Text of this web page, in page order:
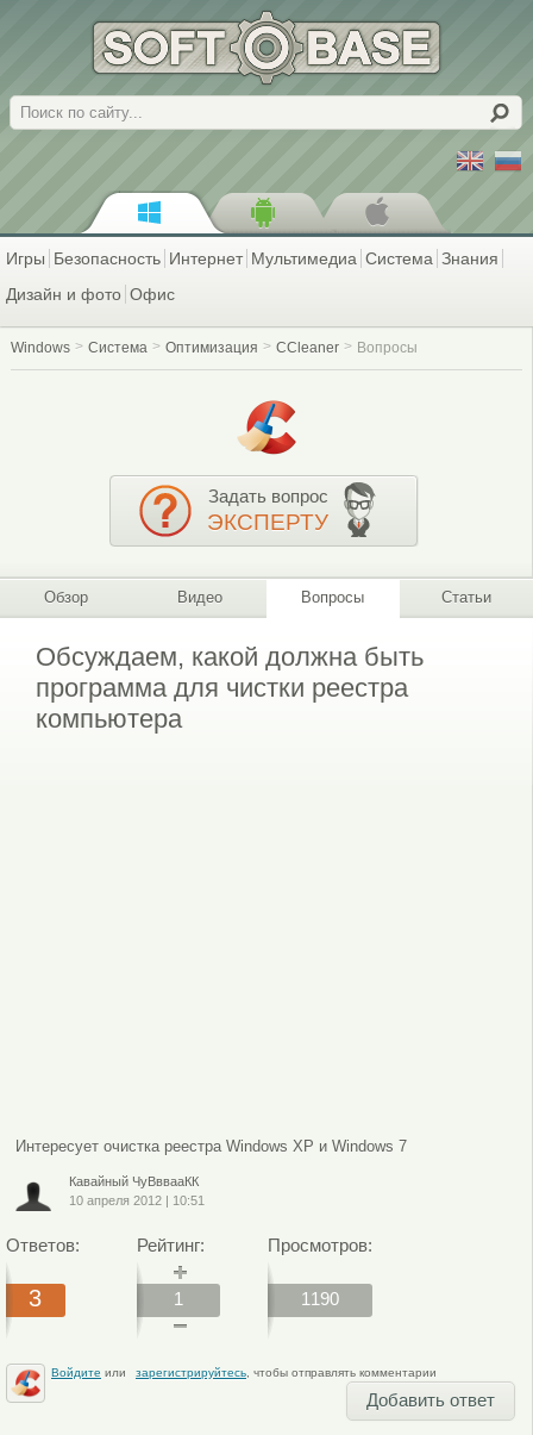
Поиск
Игры Безопасность Интернет Мультимедиа Система Знания
Дизайн и фото Офис
Windows Система Оптимизация CCleaner Вопросы
Задать вопрос
ЭКСПЕРТУ
Обзор Видео Вопросы Статьи
Обсуждаем, какой должна быть
программа для чистки реестра
компьютера
Интересует очистка реестра Windows XP и Windows 7
Кавайный ЧуВввааКК
10 апреля 2012| 10:51
Ответов:
3
Рейтинг:
1
Просмотров:
1190
Войдите или зарегистрируйтесь, чтобы отправлять комментарии
Добавить ответ